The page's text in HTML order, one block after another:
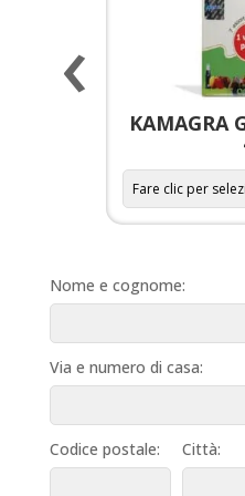
KAMAGRA
‹
Nome e cognome:
Via e numero di casa:
Codice postale: Città: